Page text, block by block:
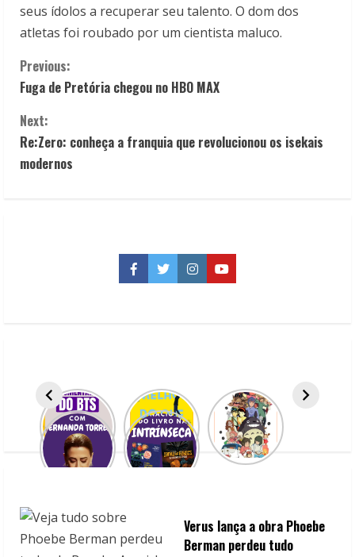
seus ídolos a recuperar seu talento. O dom dos
atletas foi roubado por um cientista maluco.
C
o
n
t
n
g
Previous:
Fuga de Pretória chegou no HBO MAX
Next:
Re:Zero: conheça a franquia que revolucionou os isekais
modernos
Facebook
TwitterInstagramYouTube
Verus lança a obra Phoebe
Berman perdeu tudo